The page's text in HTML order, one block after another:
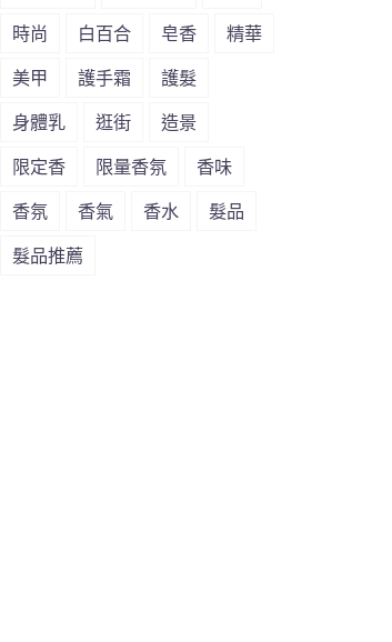
時尚 白百合 皂香 精華
美甲 護手霜 護髮
身體乳 逛街 造景
限定香 限量香氛 香味
香氛 香氣 香水 髮品
髮品推薦